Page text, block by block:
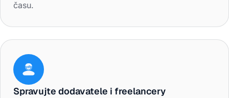
času.
Spravujte dodavatele i freelancery